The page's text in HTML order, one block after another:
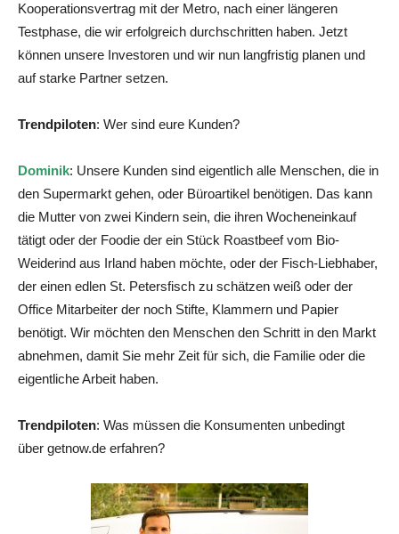
Kooperationsvertrag mit der Metro, nach einer längeren
Testphase, die wir erfolgreich durchschritten haben. Jetzt
können unsere Investoren und wir nun langfristig planen und
auf starke Partner setzen.
Trendpiloten: Wer sind eure Kunden?
Dominik: Unsere Kunden sind eigentlich alle Menschen, die in
den Supermarkt gehen, oder Büroartikel benötigen. Das kann
die Mutter von zwei Kindern sein, die ihren Wocheneinkauf
tätigt oder der Foodie der ein Stück Roastbeef vom Bio-
Weiderind aus Irland haben möchte, oder der Fisch-Liebhaber,
der einen edlen St. Petersfisch zu schätzen weiß oder der
Office Mitarbeiter der noch Stifte, Klammern und Papier
benötigt. Wir möchten den Menschen den Schritt in den Markt
abnehmen, damit Sie mehr Zeit für sich, die Familie oder die
eigentliche Arbeit haben.
Trendpiloten: Was müssen die Konsumenten unbedingt
über getnow.de erfahren?